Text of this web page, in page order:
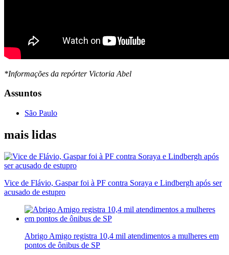
*Informações da repórter Victoria Abel
Assuntos
São Paulo
mais lidas
Vice de Flávio, Gaspar foi à PF contra Soraya e Lindbergh após ser
acusado de estupro
Abrigo Amigo registra 10,4 mil atendimentos a mulheres em
pontos de ônibus de SP